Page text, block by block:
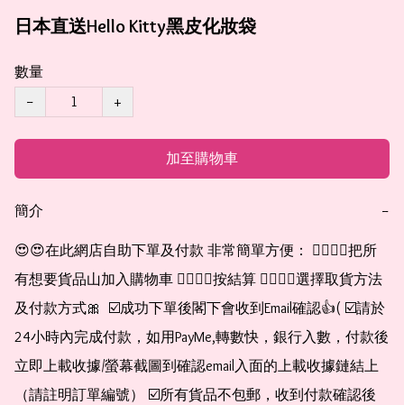
日本直送Hello Kitty黑皮化妝袋
數量
−
+
加至購物車
簡介 −
😍😍在此網店自助下單及付款 非常簡單方便： 👉🏻👉🏻把所
有想要貨品山加入購物車 👉🏻👉🏻按結算 👉🏻👉🏻選擇取貨方法
及付款方式🎀  ☑️成功下單後閣下會收到Email確認👍( ☑️請於
24小時內完成付款，如用PayMe,轉數快，銀行入數，付款後
立即上載收據/螢幕截圖到確認email入面的上載收據鏈結上
（請註明訂單編號） ☑️所有貨品不包郵，收到付款確認後